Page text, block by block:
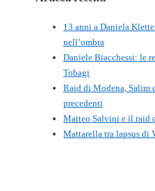
13 anni a Daniela
nell’ombra
Daniele Biacchessi: le
Tobagi
Raid di Modena, Salim
precedenti
Matteo Salvini e il raid
Mattarella tra lapsus di